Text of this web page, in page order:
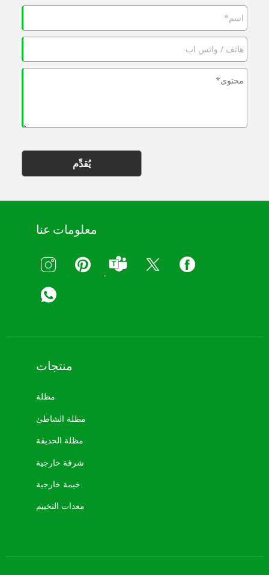
يُقدِّم
معلومات عنا
منتجات
مظلة
مظلة الشاطئ
مظلة الحديقة
شرفة خارجية
خيمة خارجية
معدات التخييم